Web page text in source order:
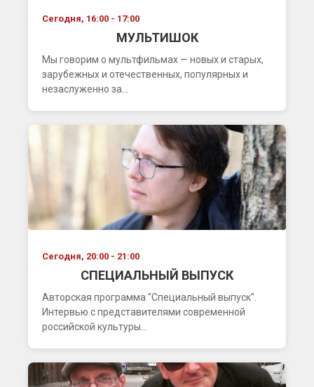
Сегодня, 16:00 - 17:00
МУЛЬТИШОК
Мы говорим о мультфильмах — новых и старых,
зарубежных и отечественных, популярных и
незаслуженно за...
Сегодня, 20:00 - 21:00
СПЕЦИАЛЬНЫЙ ВЫПУСК
Авторская программа "Специальный выпуск".
Интервью с представителями современной
российской культуры...